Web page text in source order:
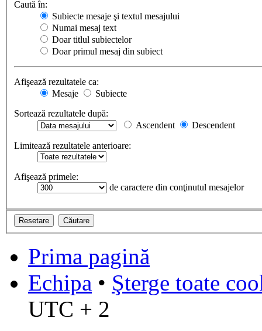
Caută în:
Subiecte mesaje şi textul mesajului
Numai mesaj text
Doar titlul subiectelor
Doar primul mesaj din subiect
Afişează rezultatele ca:
Mesaje
Subiecte
Sortează rezultatele după:
Ascendent
Descendent
Limitează rezultatele anterioare:
Afişează primele:
de caractere din conţinutul mesajelor
Prima pagină
Echipa • Şterge toate
UTC + 2